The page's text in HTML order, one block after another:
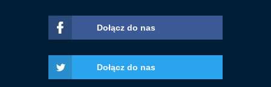
Dołącz do nas
Dołącz do nas